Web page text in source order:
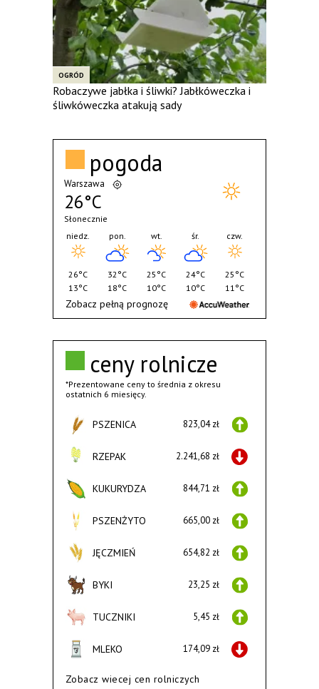
OGRÓD
Robaczywe jabłka i śliwki? Jabłkóweczka i
śliwkóweczka atakują sady
ceny rolnicze
*Prezentowane ceny to średnia z okresu
ostatnich 6 miesięcy.
PSZENICA 823,04 zł
RZEPAK 2.241,68 zł
KUKURYDZA 844,71 zł
PSZENŻYTO 665,00 zł
JĘCZMIEŃ 654,82 zł
BYKI 23,25 zł
TUCZNIKI 5,45 zł
MLEKO 174,09 zł
Zobacz wiecej cen rolniczych
pogoda
Warszawa
26°C
Słonecznie
niedz.
26°C
13°C
pon.
32°C
18°C
wt.
25°C
10°C
śr.
24°C
10°C
czw.
25°C
11°C
Zobacz pełną prognozę